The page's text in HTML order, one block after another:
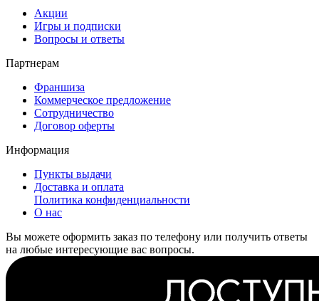
Акции
Игры и подписки
Вопросы и ответы
Партнерам
Франшиза
Коммерческое предложение
Сотрудничество
Договор оферты
Информация
Пункты выдачи
Доставка и оплата
Политика конфиденциальности
О нас
Вы можете оформить заказ по телефону или получить ответы
на любые интересующие вас вопросы.